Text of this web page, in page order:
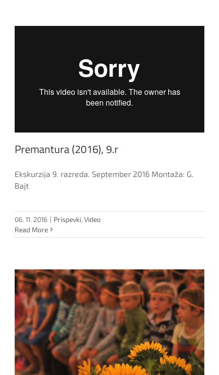
Premantura (2016), 9.r
Ekskurzija 9. razreda. September 2016 Montaža: G.
Bajt
06. 11. 2016 | Prispevki, Video
Read More